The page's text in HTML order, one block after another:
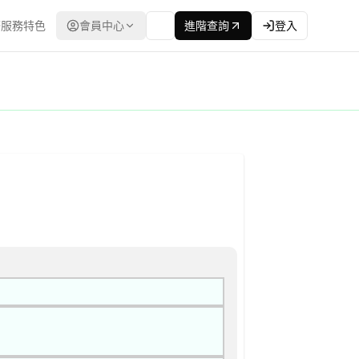
服務特色 會員中心 進階查詢 登入